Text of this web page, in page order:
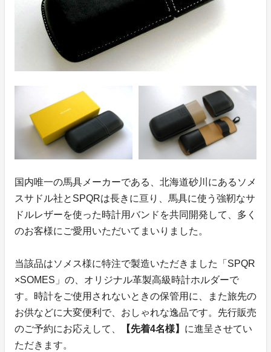
国内唯一の馬具メーカーである、北海道砂川にあるソメ
スサドル社とSPQRは長きに亘り、馬具に使う強靭なサ
ドルレザーを使った時計用バンドを共同開発して、多く
のお客様にご愛用いただいてまいりました。
当該品はソメス様に特注で製造いただきました「SPQR
×SOMES」の、オリジナル革製高級時計ホルダーで
す。時計をご使用されないときの保管用に、また旅先の
お供などに大変便利で、おしゃれな逸品です。先行販売
のご予約にお応えして、
【先着4名様】 に進呈させてい
ただきます。